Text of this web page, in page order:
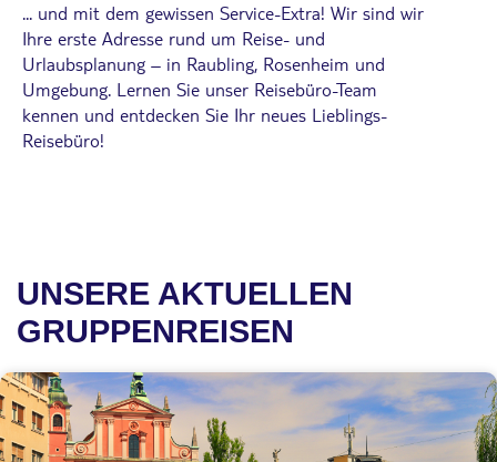
... und mit dem gewissen Service-Extra! Wir sind wir
Ihre erste Adresse rund um Reise- und
Urlaubsplanung – in Raubling, Rosenheim und
Umgebung. Lernen Sie unser Reisebüro-Team
kennen und entdecken Sie Ihr neues Lieblings-
Reisebüro!
UNSERE AKTUELLEN
GRUPPENREISEN